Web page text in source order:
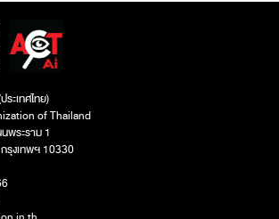
ะเทศไทย)
of Thailand
พระราม 1
รุงเทพฯ 10330